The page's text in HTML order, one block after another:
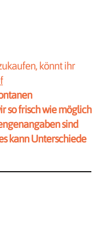
könnt ihr
so frisch wie möglich
sind
kann Unterschiede